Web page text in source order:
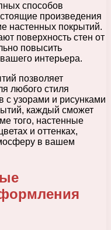
способов
произведения
настенных покрытий.
поверхность стен от
повысить
интерьера.
позволяет
любого стиля
с узорами и рисунками
каждый сможет
того, настенные
и оттенках,
в вашем